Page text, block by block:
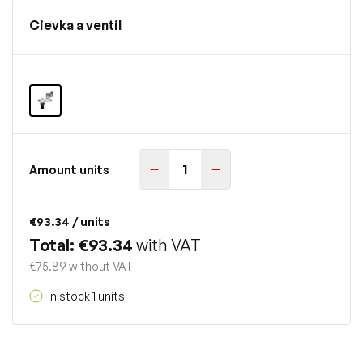
Cievka a ventil
Amount units
€93.34 / units
Total: €93.34 with VAT
€75.89 without VAT
In stock 1 units